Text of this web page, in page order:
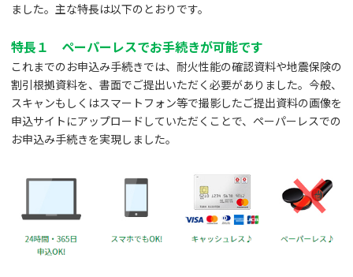
ました。主な特長は以下のとおりです。
特長１ ペーパーレスでお手続きが可能です
これまでのお申込み手続きでは、耐火性能の確認資料や地震保険の
割引根拠資料を、書面でご提出いただく必要がありました。今般、
スキャンもしくはスマートフォン等で撮影したご提出資料の画像を
申込サイトにアップロードしていただくことで、ペーパーレスでの
お申込み手続きを実現しました。